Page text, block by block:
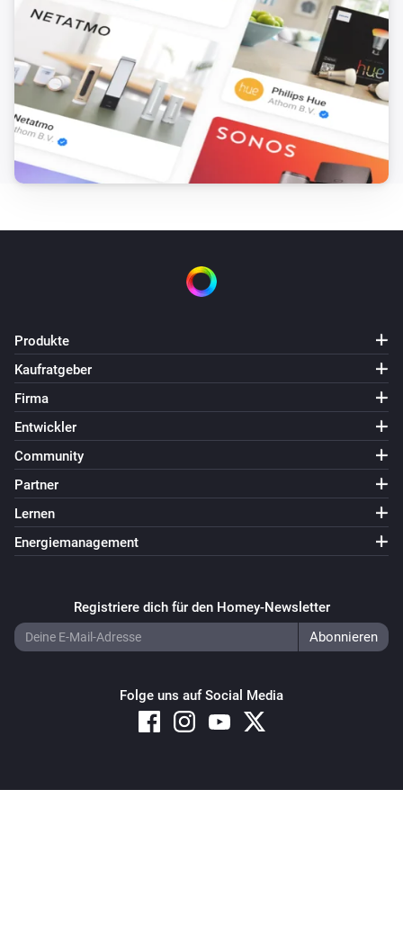
Produkte
Kaufratgeber
Firma
Entwickler
Community
Partner
Lernen
Energiemanagement
Registriere dich für den Homey-Newsletter
Folge uns auf Social Media